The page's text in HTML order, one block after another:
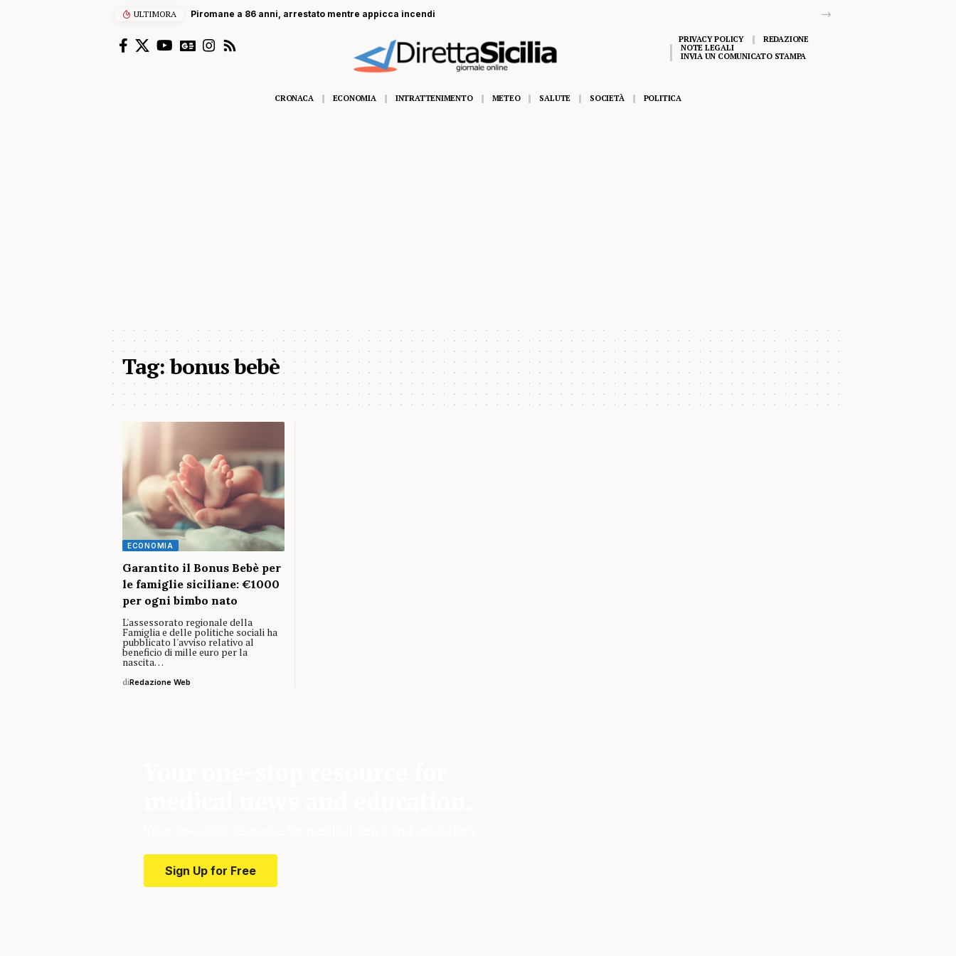
ULTIMORA Piromane a 86 anni, arrestato mentre appicca incendi
PRIVACY POLICY
REDAZIONE
NOTE LEGALI
INVIA UN COMUNICATO STAMPA
CRONACA ECONOMIA INTRATTENIMENTO METEO SALUTE SOCIETÀ POLITICA
Tag:bonus bebè
ECONOMIA
Garantito il Bonus Bebè per
le famiglie siciliane: €1000
per ogni bimbo nato
L'assessorato regionale della
Famiglia e delle politiche sociali ha
pubblicato l'avviso relativo al
beneficio di mille euro per la
nascita…
diRedazione Web
Sign Up for Free